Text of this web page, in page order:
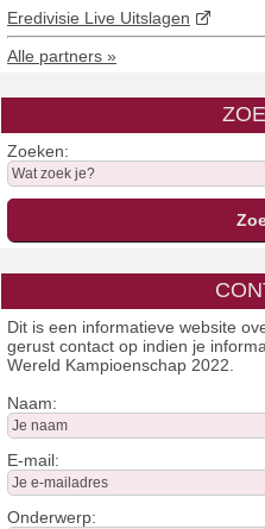
Eredivisie Live Uitslagen
Alle partners »
Zoeken:
Dit is een informatieve website
gerust contact op indien je
Wereld Kampioenschap 2022.
Naam:
E-mail:
Onderwerp: